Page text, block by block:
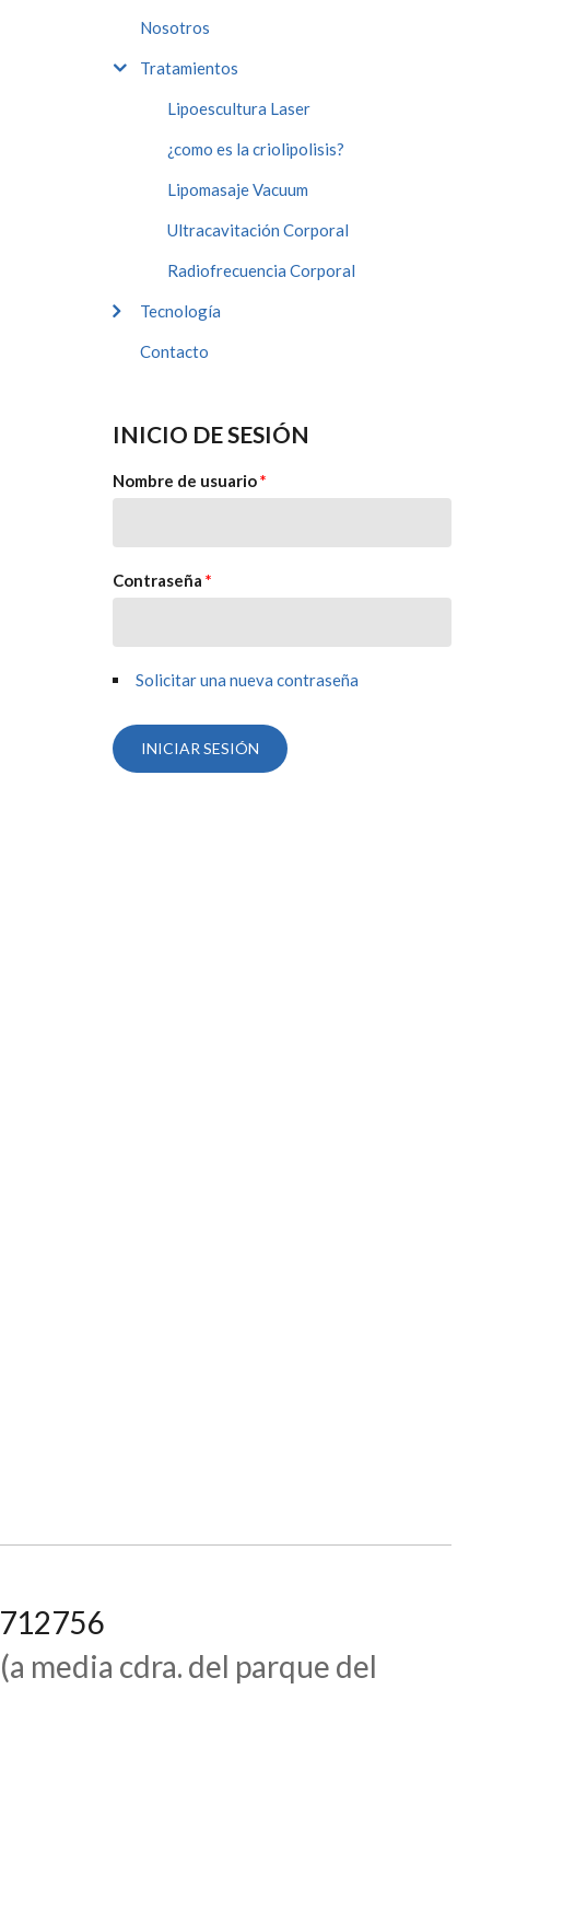
Nosotros
Tratamientos
Lipoescultura Laser
¿como es la criolipolisis?
Lipomasaje Vacuum
Ultracavitación Corporal
Radiofrecuencia Corporal
Tecnología
Contacto
INICIO DE SESIÓN
Nombre de usuario*
Contraseña *
Solicitar una nueva contraseña
media cdra. del parque del